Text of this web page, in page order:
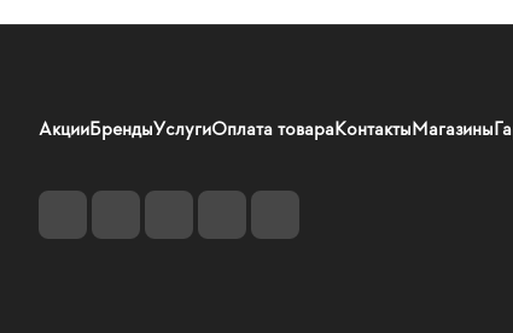
АкцииБрендыУслугиОплата товараКонтактыМагазины